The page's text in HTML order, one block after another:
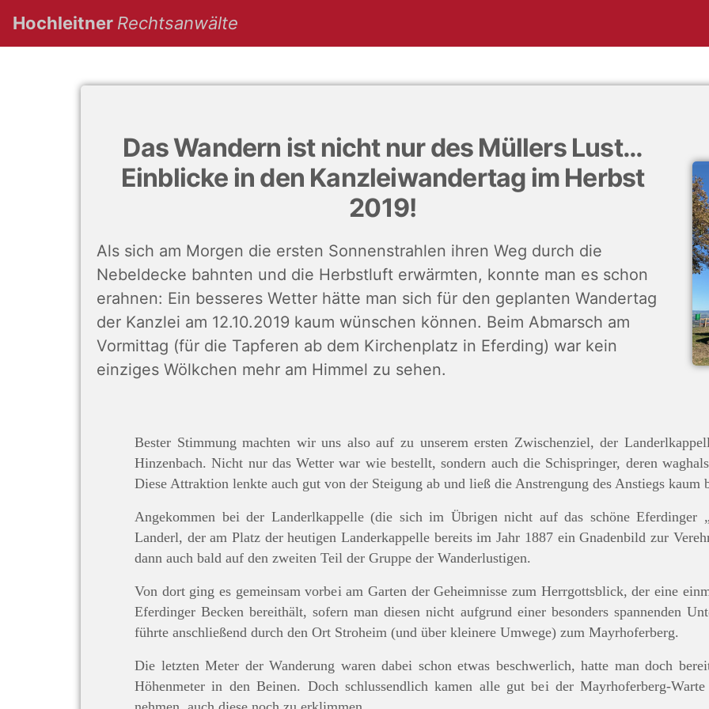
Hochleitner Rechtsanwälte
Das Wandern ist nicht nur des Müllers Lust…
Einblicke in den Kanzleiwandertag im Herbst
2019!
Als sich am Morgen die ersten Sonnenstrahlen ihren Weg durch die
Nebeldecke bahnten und die Herbstluft erwärmten, konnte man es schon
erahnen: Ein besseres Wetter hätte man sich für den geplanten Wandertag
der Kanzlei am 12.10.2019 kaum wünschen können. Beim Abmarsch am
Vormittag (für die Tapferen ab dem Kirchenplatz in Eferding) war kein
einziges Wölkchen mehr am Himmel zu sehen.
Bester Stimmung machten wir uns also auf zu unserem ersten Zwischenziel, der
Hinzenbach. Nicht nur das Wetter war wie bestellt, sondern auch die Schispringer, deren
Diese Attraktion lenkte auch gut von der Steigung ab und ließ die Anstrengung des Anstiegs kaum
Angekommen bei der Landerlkappelle (die sich im Übrigen nicht auf das schöne Eferdinger
Landerl, der am Platz der heutigen Landerkappelle bereits im Jahr 1887 ein Gnadenbild zur
dann auch bald auf den zweiten Teil der Gruppe der Wanderlustigen.
Von dort ging es gemeinsam vorbei am Garten der Geheimnisse zum Herrgottsblick, der eine
Eferdinger Becken bereithält, sofern man diesen nicht aufgrund einer besonders spannenden
führte anschließend durch den Ort Stroheim (und über kleinere Umwege) zum Mayrhoferberg.
Die letzten Meter der Wanderung waren dabei schon etwas beschwerlich, hatte man doch
Höhenmeter in den Beinen. Doch schlussendlich kamen alle gut bei der Mayrhoferberg-